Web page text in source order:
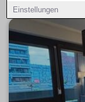
Einstellungen